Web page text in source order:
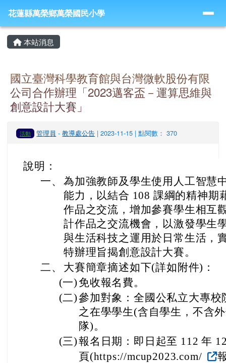
花蓮縣萬榮鄉萬榮國民小學
導覽列
花蓮縣萬榮鄉萬榮國民小學
主內容區域
本站消息
國立臺灣科學教育館與台灣微軟股份有限
公司合作辦理「2023邁客盃－運算思維與
創意設計大賽」
活動 管理員 -教導處公告 | 2023-11-15 | 點閱數： 370
說明：
一、 為加強教師及學生使用人工智慧
能力，以結合 108 課綱的精神期
作品之交流，增加參賽學生相互
計作品之交流機會，以激發學生
與生活科技之運用於日常生活，
特辦理旨揭創意設計大賽。
二、
大賽簡章摘述如下(詳如附件)：
(一) 免收報名費。
(二)參加對象：全國公私立大專
之在學學生(含自學生，不含
隊)。
(三)報名日期：即日起至 112 年
頁(https://mcup2023.com/
頁尾區域